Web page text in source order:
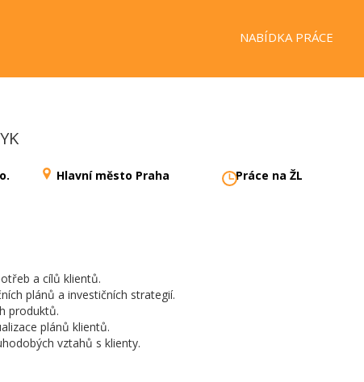
NABÍDKA PRÁCE
Hlavní město Praha Práce na ŽL
a cílů klientů.
plánů a investičních strategií.
produktů.
plánů klientů.
vztahů s klienty.